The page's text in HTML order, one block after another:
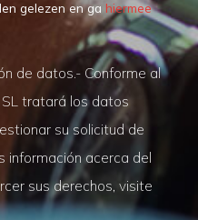
gelezen en ga hiermee
de datos.- Conforme al
SL tratará los datos
su solicitud de
información acerca del
sus derechos, visite